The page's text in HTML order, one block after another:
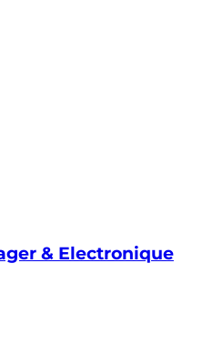
& Electronique